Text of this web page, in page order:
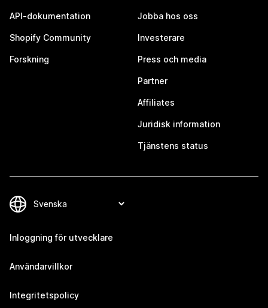
API-dokumentation
Shopify Community
Forskning
Jobba hos oss
Investerare
Press och media
Partner
Affiliates
Juridisk information
Tjänstens status
Inloggning för utvecklare
Användarvillkor
Integritetspolicy